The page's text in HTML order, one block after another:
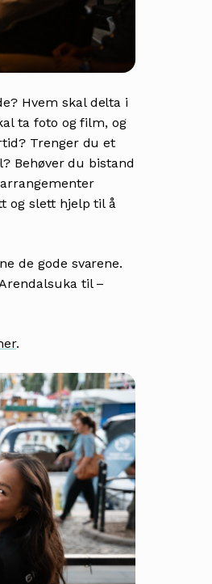
Hvem skal delta i
ta foto og film, og
Trenger du et
Behøver du bistand
og slett hjelp til å
de gode svarene.
til –
.